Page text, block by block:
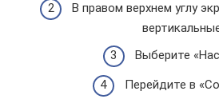
В правом верхнем углу
Выберите
Перейдите в